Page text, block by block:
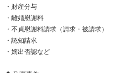
・財産分与
・離婚慰謝料
・不貞慰謝料請求（請求・被請求）
・認知請求
・嫡出否認など